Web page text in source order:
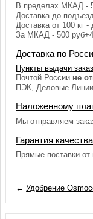
В пределах МКАД -
Доставка до
Доставка от 100 кг -
За МКАД - 500
Доставка по
Пункты выдачи
Почтой России не
ПЭК, Деловые
Наложенному
Мы отправляем
Гарантия качества
Прямые поставки
←Удобрение